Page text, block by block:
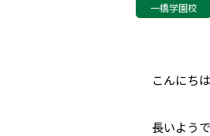
一橋学園校
こんにち
長いよう